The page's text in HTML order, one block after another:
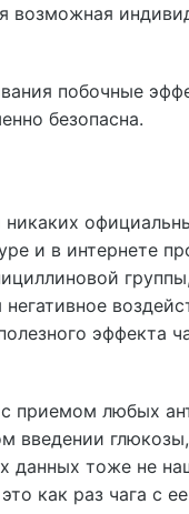
возможная
побочные
безопасна.
и в интернете
эффекта
любых
введении
данных тоже не
как раз чага с